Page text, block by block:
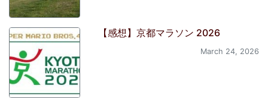
【感想】京都マラソン 2026
March 24, 2026